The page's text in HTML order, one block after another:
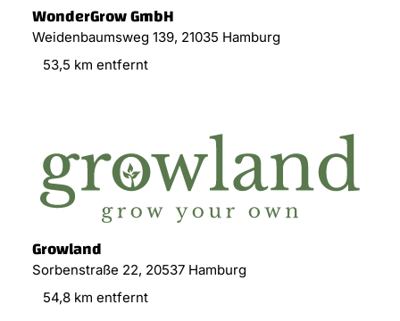
WonderGrow GmbH
Weidenbaumsweg 139, 21035 Hamburg
53,5 km entfernt
Growland
Sorbenstraße 22, 20537 Hamburg
54,8 km entfernt